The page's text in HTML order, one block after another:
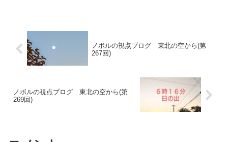
ノボルの視点ブログ 東北の空から(第
267回)
ノボルの視点ブログ 東北の空から(第
269回)